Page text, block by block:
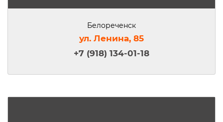
Белореченск
ул. Ленина, 85
+7 (918) 134-01-18